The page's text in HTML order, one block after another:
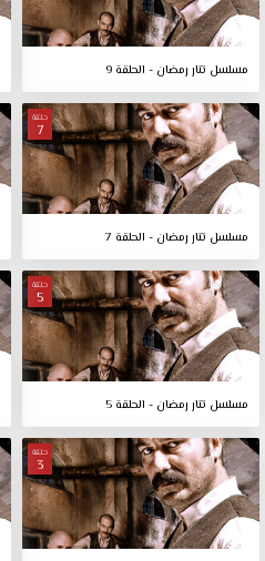
مسلسل تتار رمضان - الحلقة 9
حلقة
7
مسلسل تتار رمضان - الحلقة 7
حلقة
5
مسلسل تتار رمضان - الحلقة 5
حلقة
3